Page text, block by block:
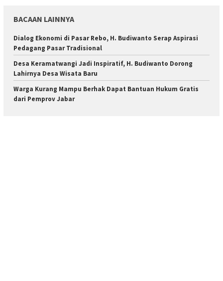
BACAAN LAINNYA
Dialog Ekonomi di Pasar Rebo, H. Budiwanto Serap Aspirasi
Pedagang Pasar Tradisional
Desa Keramatwangi Jadi Inspiratif, H. Budiwanto Dorong
Lahirnya Desa Wisata Baru
Warga Kurang Mampu Berhak Dapat Bantuan Hukum Gratis
dari Pemprov Jabar